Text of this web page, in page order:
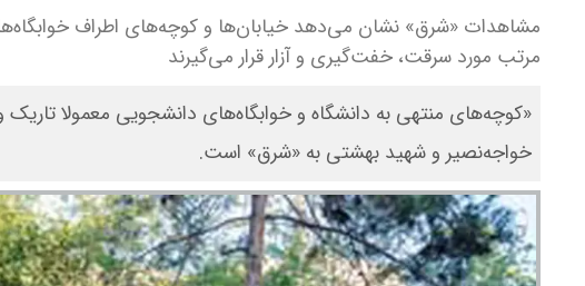
مشاهدات «شرق» نشان می‌دهد خیابان‌ها و کوچه‌های اطراف
مرتب مورد سرقت، خفت‌گیری و آزار قرار می‌گیرند
«کوچه‌های منتهی به دانشگاه و خوابگاه‌های دانشجویی معمولا
خواجه‌نصیر و شهید بهشتی به «شرق» است.